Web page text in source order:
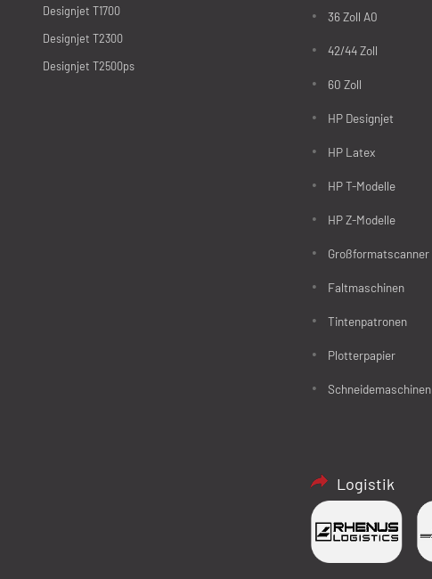
Designjet T1700
Designjet T2300
Designjet T2500ps
36 Zoll A0
42/44 Zoll
60 Zoll
HP Designjet
HP Latex
HP T-Modelle
HP Z-Modelle
Großformatscanner
Faltmaschinen
Tintenpatronen
Plotterpapier
Schneidemaschinen
Logistik